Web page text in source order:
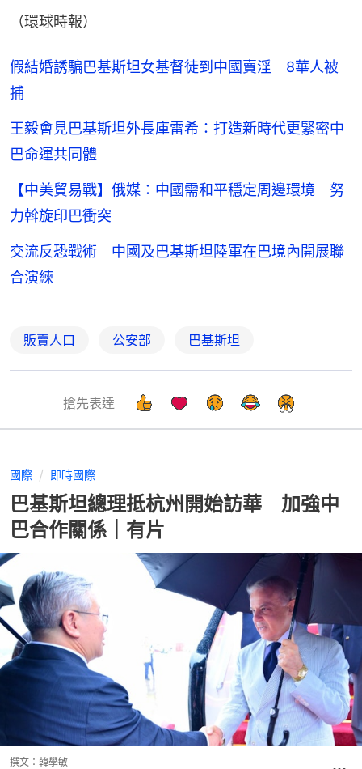
（環球時報）
假結婚誘騙巴基斯坦女基督徒到中國賣淫 8華人被
捕
王毅會見巴基斯坦外長庫雷希：打造新時代更緊密中
巴命運共同體
【中美貿易戰】俄媒：中國需和平穩定周邊環境 努
力斡旋印巴衝突
交流反恐戰術 中國及巴基斯坦陸軍在巴境內開展聯
合演練
販賣人口 公安部 巴基斯坦
搶先表達
國際 即時國際
巴基斯坦總理抵杭州開始訪華 加強中
巴合作關係｜有片
撰文： 韓學敏